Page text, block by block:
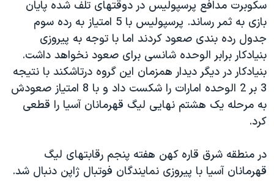
سکوبرت مدافع پرسپولیس در دوقتهای تلف شده پایان
بازی به ثمر رساند. پرسپولیس با 5 امتیاز به رده سوم
جدول رده بندی صعود کردند اما با توجه به پیروزی
بنیادکار برابر الوحده شانسی برای صعود نخواهد داشت.
بنیادکار در دیگر دیدار همزمان این گروه درتاشکند با نتیجه
3 بر 2 الوحده امارات را شکست داد و با 8 امتیاز صعودش
به مرحله یک هشتم نهایی لیگ قهرمانان آسیا را قطعی
کرد.
در منطقه شرق قاره کهن هفته پنجم رقابتهای لیگ
قهرمانان آسیا با پیروزی نمایندگان فوتبال ژاپن دنبال شد.